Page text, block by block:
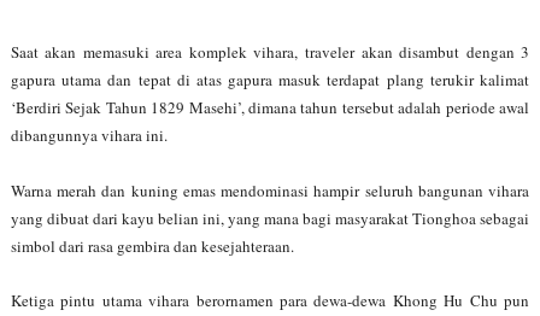
Saat akan memasuki area komplek vihara, traveler akan disambut dengan 3
gapura utama dan tepat di atas gapura masuk terdapat plang terukir kalimat
‘Berdiri Sejak Tahun 1829 Masehi’, dimana tahun tersebut adalah periode awal
dibangunnya vihara ini.
Warna merah dan kuning emas mendominasi hampir seluruh bangunan vihara
yang dibuat dari kayu belian ini, yang mana bagi masyarakat Tionghoa sebagai
simbol dari rasa gembira dan kesejahteraan.
Ketiga pintu utama vihara berornamen para dewa-dewa Khong Hu Chu pun